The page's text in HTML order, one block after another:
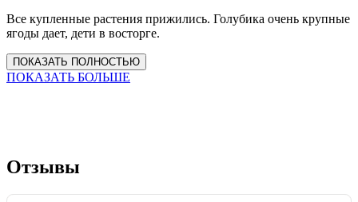
Все купленные растения прижились. Голубика очень крупные
ягоды дает, дети в восторге.
ПОКАЗАТЬ ПОЛНОСТЬЮ
ПОКАЗАТЬ БОЛЬШЕ
Отзывы